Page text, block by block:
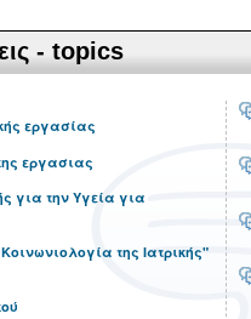
- topics
εργασίας
εργασιας
για την Υγεία για
της Ιατρικής"